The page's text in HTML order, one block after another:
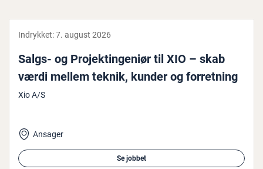
Indrykket:7. august 2026
Salgs- og Pro­jek­tin­ge­ni­ør til XIO – skab
værdi mellem teknik, kunder og for­ret­ning
Xio A/S
Ansager
Se jobbet